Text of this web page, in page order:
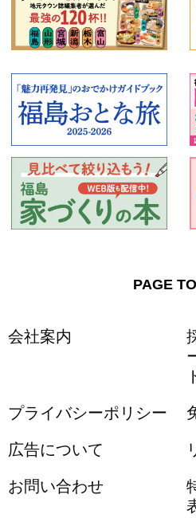
PAGE
会社案内
プライバシーポリシー
広告について
お問い合わせ